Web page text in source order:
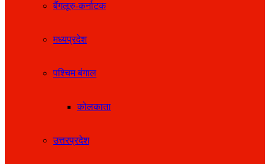
बैंगलूरु-कर्नाटक
मध्यप्रदेश
पश्चिम बंगाल
कोलकाता
उत्तरप्रदेश